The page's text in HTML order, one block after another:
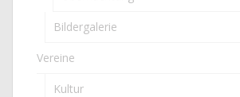
Bildergalerie
Vereine
Kultur